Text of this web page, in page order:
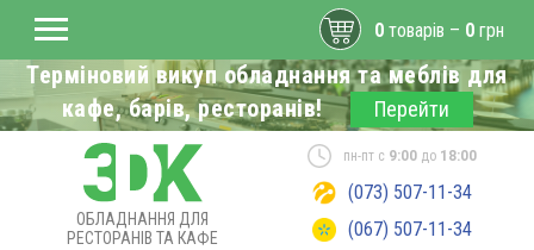
Терміновий викуп обладнання та меблів для
кафе, барів, ресторанів!
Перейти
ОБЛАДНАННЯ ДЛЯ
РЕСТОРАНІВ ТА КАФЕ
пн-пт с 9:00до 18:00
(073) 507-11-34
(067) 507-11-34
0 товарів – 0 грн